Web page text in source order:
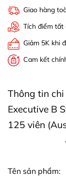
Giao hàng
Tích điểm tất
Giảm 5K khi
Cam kết
Thông tin
Executive B
125 viên
Tên sản phẩm: